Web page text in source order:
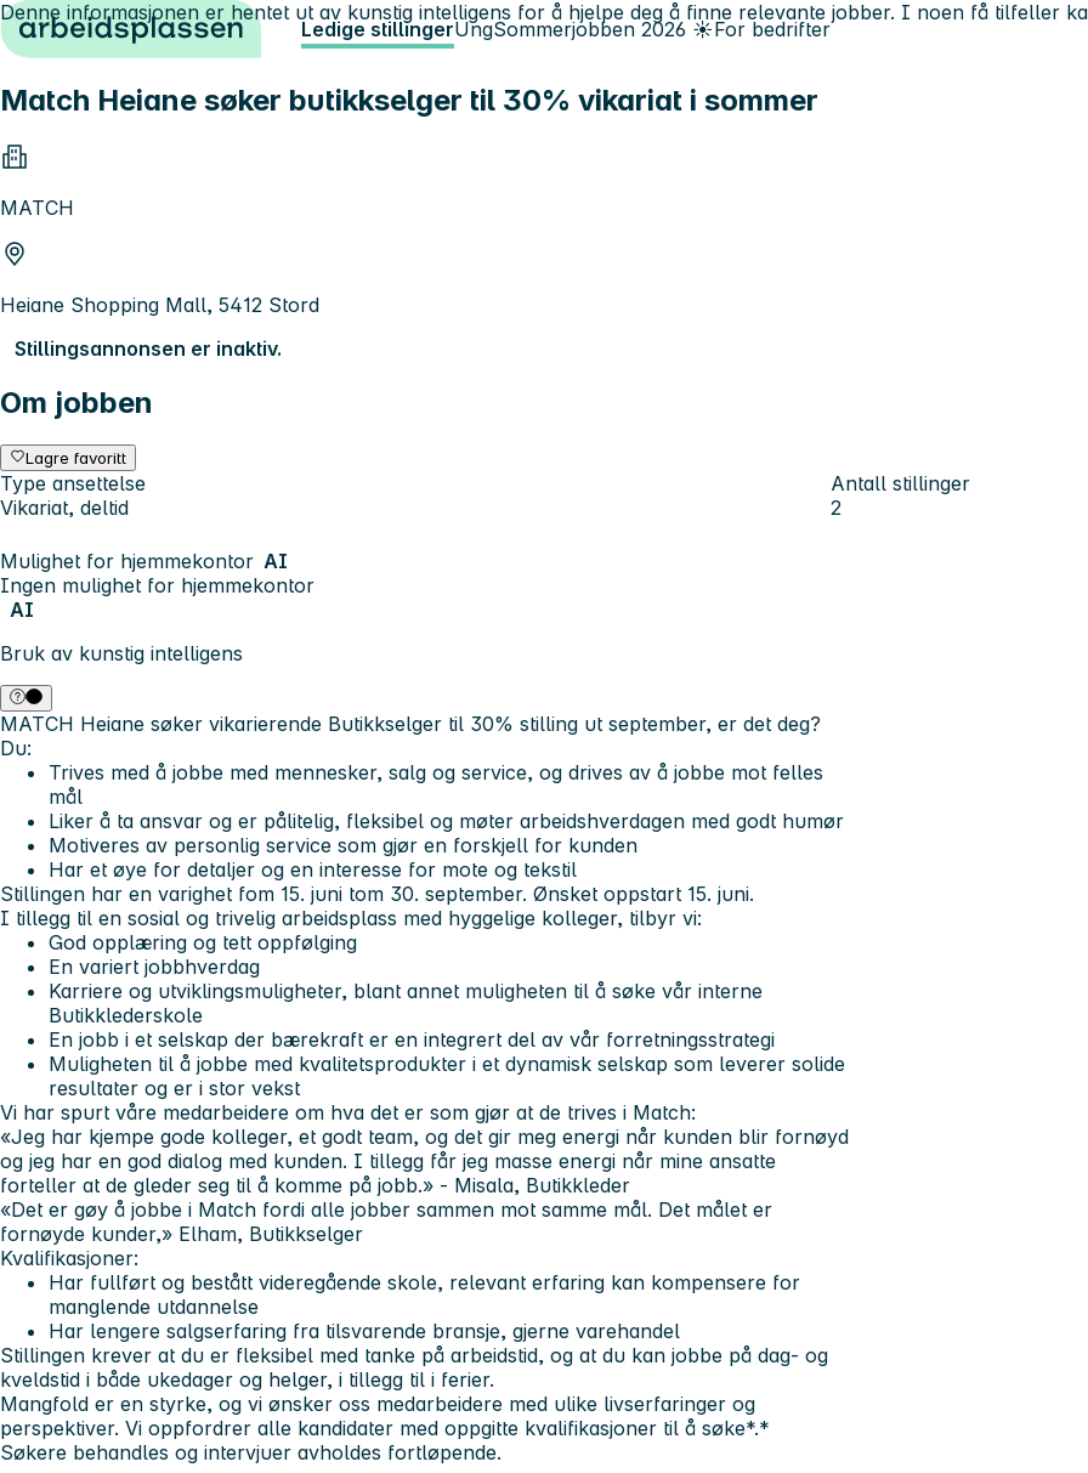
Hopp til innhold Ledige stillingerUngSommerjobben 2026 ☀️For bedrifter
Match Heiane søker butikkselger til 30% vikariat i sommer
MATCH
Heiane Shopping Mall, 5412 Stord
Stillingsannonsen er inaktiv.
Om jobben
Lagre favoritt
Type ansettelse
Vikariat, deltid
Antall stillinger
2
Mulighet for hjemmekontor AI
Ingen mulighet for hjemmekontor
AI
Bruk av kunstig intelligens
Denne informasjonen er hentet ut av kunstig intelligens for å hjelpe deg å finne relevante jobber. I noen få tilfeller
MATCH Heiane søker vikarierende Butikkselger til 30% stilling ut september, er det deg?
Du:
Trives med å jobbe med mennesker, salg og service, og drives av å jobbe mot felles
mål
Liker å ta ansvar og er pålitelig, fleksibel og møter arbeidshverdagen med godt humør
Motiveres av personlig service som gjør en forskjell for kunden
Har et øye for detaljer og en interesse for mote og tekstil
Stillingen har en varighet fom 15. juni tom 30. september. Ønsket oppstart 15. juni.
I tillegg til en sosial og trivelig arbeidsplass med hyggelige kolleger, tilbyr vi:
God opplæring og tett oppfølging
En variert jobbhverdag
Karriere og utviklingsmuligheter, blant annet muligheten til å søke vår interne
Butikklederskole
En jobb i et selskap der bærekraft er en integrert del av vår forretningsstrategi
Muligheten til å jobbe med kvalitetsprodukter i et dynamisk selskap som leverer solide
resultater og er i stor vekst
Vi har spurt våre medarbeidere om hva det er som gjør at de trives i Match:
«Jeg har kjempe gode kolleger, et godt team, og det gir meg energi når kunden blir fornøyd
og jeg har en god dialog med kunden. I tillegg får jeg masse energi når mine ansatte
forteller at de gleder seg til å komme på jobb.» - Misala, Butikkleder
«Det er gøy å jobbe i Match fordi alle jobber sammen mot samme mål. Det målet er
fornøyde kunder,» Elham, Butikkselger
Kvalifikasjoner:
Har fullført og bestått videregående skole, relevant erfaring kan kompensere for
manglende utdannelse
Har lengere salgserfaring fra tilsvarende bransje, gjerne varehandel
Stillingen krever at du er fleksibel med tanke på arbeidstid, og at du kan jobbe på dag- og
kveldstid i både ukedager og helger, i tillegg til i ferier.
Mangfold er en styrke, og vi ønsker oss medarbeidere med ulike livserfaringer og
perspektiver. Vi oppfordrer alle kandidater med oppgitte kvalifikasjoner til å søke*.*
Søkere behandles og intervjuer avholdes fortløpende.